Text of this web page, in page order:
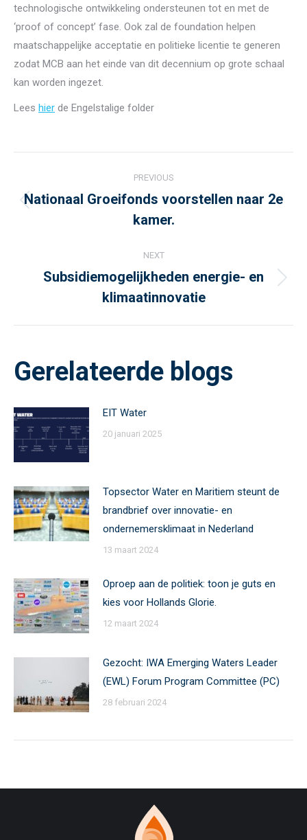
technologische ontwikkeling ondersteunen tot en met de
‘proof of concept’ fase. Ook zal de foundation helpen
maatschappelijke acceptatie en politieke licentie te generen
zodat MCB aan het einde van dit decennium op grote schaal
kan worden ingezet.
Lees hier de Engelstalige folder
navigation
PREVIOUS
Previous
post:
Nationaal Groeifonds voorstellen naar 2e
kamer.
NEXT
Next
post:
Subsidiemogelijkheden energie- en
klimaatinnovatie
Gerelateerde blogs
EIT Water
20 januari 2025
Topsector Water en Maritiem steunt de
brandbrief over innovatie- en
ondernemersklimaat in Nederland
13 maart 2024
Oproep aan de politiek: toon je guts en
kies voor Hollands Glorie.
12 maart 2024
Gezocht: IWA Emerging Waters Leader
(EWL) Forum Program Committee (PC)
28 februari 2024